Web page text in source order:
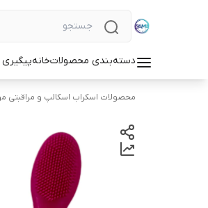
دسته‌بندی محصولاتخانه
محصولات اسکراب اسکالپ و مراقبتی مو